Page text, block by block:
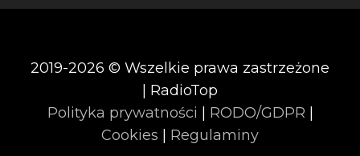
2019-2026 © Wszelkie prawa zastrzeżone
| RadioTop
Polityka prywatności
RODO/GDPR
Cookies
Regulaminy